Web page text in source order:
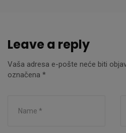
Leave a reply
Vaša adresa e-pošte neće biti
označena *